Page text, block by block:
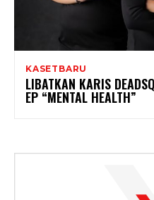
KASETBARU
LIBATKAN KARIS
EP “MENTAL HEALTH”